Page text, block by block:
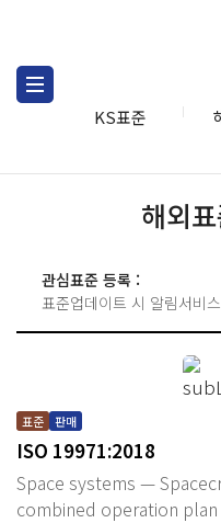
KS표준
해외
관심표준 등록 :
표준업데이트 시 알림서비스
표준 판매
ISO 19971:2018
Space systems —
combined operation